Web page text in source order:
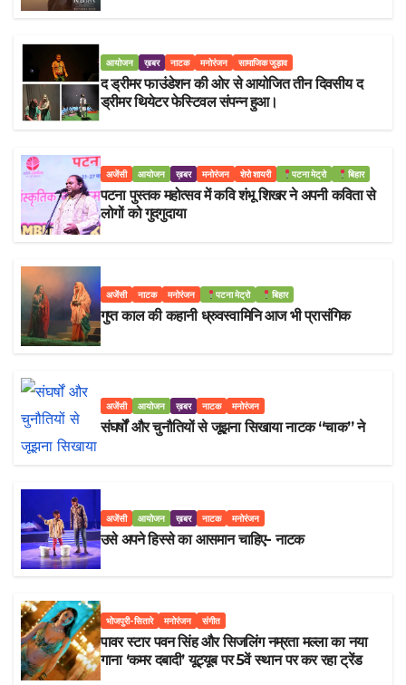
आयोजन ख़बर नाटक मनोरंजन सामाजिक जुड़ाव
द ड्रीमर फाउंडेशन की ओर से आयोजित तीन दिवसीय द
ड्रीमर थियेटर फेस्टिवल संपन्न हुआ।
अजेंसी आयोजन ख़बर मनोरंजन शेरो शायरी पटना मेट्रो बिहार
पटना पुस्तक महोत्सव में कवि शंभू शिखर ने अपनी कविता से
लोगों को गुदगुदाया
अजेंसी नाटक मनोरंजन पटना मेट्रो बिहार
गुप्त काल की कहानी ध्रुवस्वामिनि आज भी प्रासंगिक
अजेंसी आयोजन ख़बर नाटक मनोरंजन
संघर्षों और चुनौतियों से जूझना सिखाया नाटक “चाक” ने
अजेंसी आयोजन ख़बर नाटक मनोरंजन
उसे अपने हिस्से का आसमान चाहिए- नाटक
भोजपुरी-सितारे मनोरंजन संगीत
पावर स्टार पवन सिंह और सिजलिंग नम्रता मल्ला का नया
गाना ‘कमर दबादी’ यूट्यूब पर 5वें स्थान पर कर रहा ट्रेंड